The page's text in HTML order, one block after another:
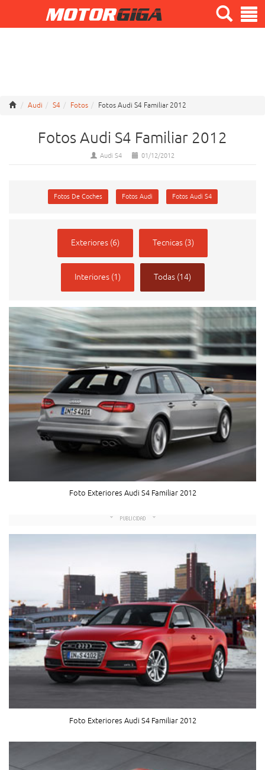
Audi S4 Fotos Fotos Audi S4 Familiar 2012
Fotos Audi S4 Familiar 2012
Audi S4 01/12/2012
Fotos De Coches Fotos Audi Fotos Audi S4
Exteriores (6) Tecnicas (3)
Interiores (1) Todas (14)
Foto Exteriores Audi S4 Familiar 2012
Foto Exteriores Audi S4 Familiar 2012